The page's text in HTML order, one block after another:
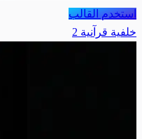
استخدم القالب
خلفية قرآنية 2